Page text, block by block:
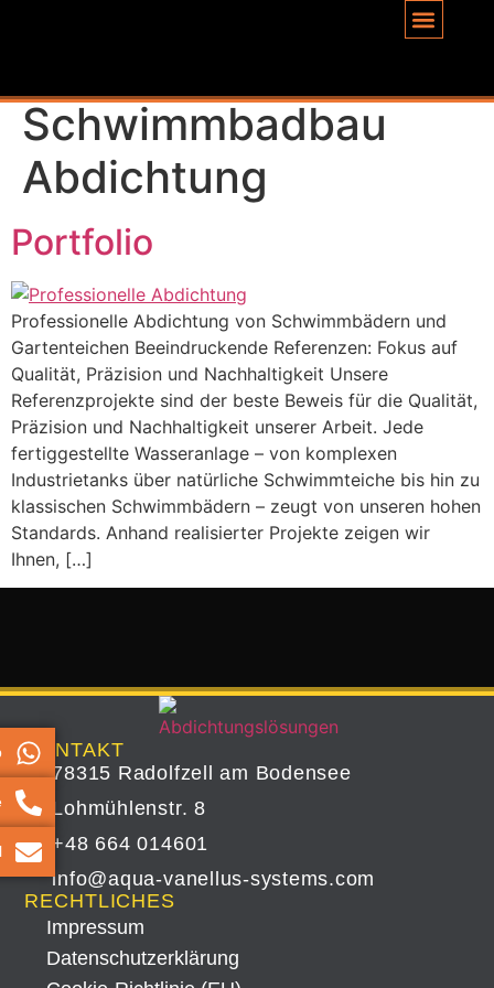
Schwimmbadbau
Abdichtung
Portfolio
Professionelle Abdichtung von Schwimmbädern und
Gartenteichen Beeindruckende Referenzen: Fokus auf
Qualität, Präzision und Nachhaltigkeit Unsere
Referenzprojekte sind der beste Beweis für die Qualität,
Präzision und Nachhaltigkeit unserer Arbeit. Jede
fertiggestellte Wasseranlage – von komplexen
Industrietanks über natürliche Schwimmteiche bis hin zu
klassischen Schwimmbädern – zeugt von unseren hohen
Standards. Anhand realisierter Projekte zeigen wir
Ihnen, […]
KONTAKT
78315 Radolfzell am Bodensee
Lohmühlenstr. 8
+48 664 014601
info@aqua-vanellus-systems.com
RECHTLICHES
Impressum
Datenschutz­erklärung